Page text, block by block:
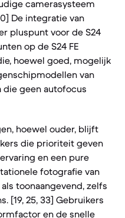
camerasysteem
De integratie van
pluspunt voor de S24
op de S24 FE
hoewel goed, mogelijk
van
die geen autofocus
hoewel ouder, blijft
die prioriteit geven
en een pure
fotografie van
toonaangevend, zelfs
[19, 25, 33] Gebruikers
en de snelle